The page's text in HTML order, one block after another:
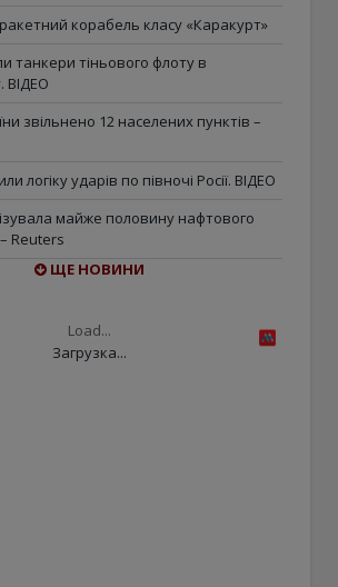
корабель класу «Каракурт»
танкери тіньового флоту в
ВІДЕО
звільнено 12 населених пунктів –
логіку ударів по півночі Росії. ВІДЕО
майже половину нафтового
Reuters
ЩЕ НОВИНИ
Load...
Загрузка...